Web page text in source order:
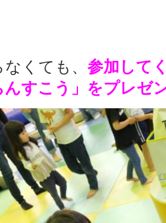
くても、 参加して
すこう」をプレゼ